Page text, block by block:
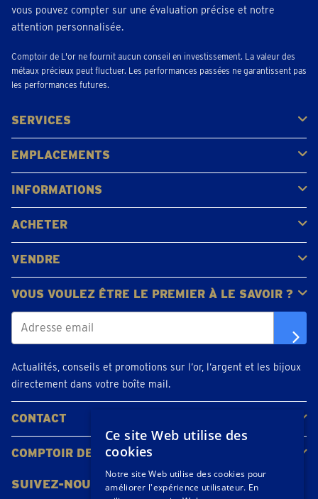
vous pouvez compter sur une évaluation précise et notre
attention personnalisée.
Comptoir de L'or ne fournit aucun conseil en investissement. La valeur des
métaux précieux peut fluctuer. Les performances passées ne garantissent pas
les performances futures.
SERVICES
Acheter
Vendre
Vente aux enchères
EMPLACEMENTS
Gerpinnes
Liège
Namur
Waterloo
Woluwe-Saint-Lambert
Voir tous les emplacements
INFORMATIONS
FAQ
Avis clients
ACHETER
Acheter de l'or
Acheter des pièces
Acheter de l'argent
VENDRE
Bijoux en or
Pièces d'or
Lingots d'or
VOUS VOULEZ ÊTRE LE PREMIER À LE SAVOIR ?
Actualités, conseils et promotions sur l’or, l’argent et les bijoux
directement dans votre boîte mail.
CONTACT
Contacter
Planifiez votre rendez-vous
Emplacements
COMPTOIR DE L'OR
SUIVEZ-NOUS
Ce site Web utilise des
cookies
Notre site Web utilise des cookies pour
améliorer l'expérience utilisateur. En